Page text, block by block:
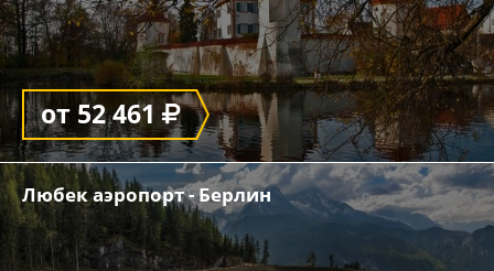
от 52 461
Любек аэропорт - Берлин